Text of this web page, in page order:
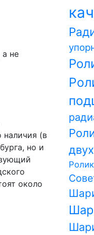
а не
наличия (в
но и
около